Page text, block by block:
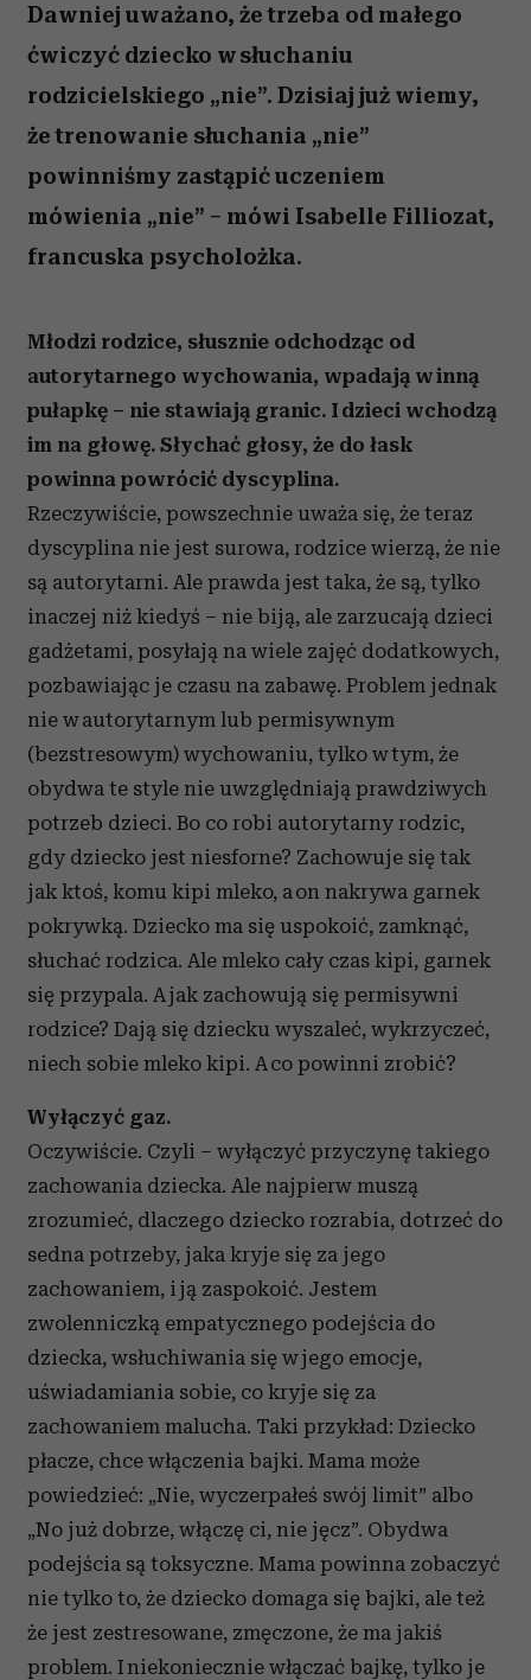
Dawniej uważano, że trzeba od małego
ćwiczyć dziecko w słuchaniu
rodzicielskiego „nie”. Dzisiaj już wiemy,
że trenowanie słuchania „nie”
powinniśmy zastąpić uczeniem
mówienia „nie” – mówi Isabelle Filliozat,
francuska psycholożka.
Młodzi rodzice, słusznie odchodząc od
autorytarnego wychowania, wpadają w inną
pułapkę – nie stawiają granic. I dzieci wchodzą
im na głowę. Słychać głosy, że do łask
powinna powrócić dyscyplina.
Rzeczywiście, powszechnie uważa się, że teraz
dyscyplina nie jest surowa, rodzice wierzą, że nie
są autorytarni. Ale prawda jest taka, że są, tylko
inaczej niż kiedyś – nie biją, ale zarzucają dzieci
gadżetami, posyłają na wiele zajęć dodatkowych,
pozbawiając je czasu na zabawę. Problem jednak
nie w autorytarnym lub permisywnym
(bezstresowym) wychowaniu, tylko w tym, że
obydwa te style nie uwzględniają prawdziwych
potrzeb dzieci. Bo co robi autorytarny rodzic,
gdy dziecko jest niesforne? Zachowuje się tak
jak ktoś, komu kipi mleko, a on nakrywa garnek
pokrywką. Dziecko ma się uspokoić, zamknąć,
słuchać rodzica. Ale mleko cały czas kipi, garnek
się przypala. A jak zachowują się permisywni
rodzice? Dają się dziecku wyszaleć, wykrzyczeć,
niech sobie mleko kipi. A co powinni zrobić?
Wyłączyć gaz.
Oczywiście. Czyli – wyłączyć przyczynę takiego
zachowania dziecka. Ale najpierw muszą
zrozumieć, dlaczego dziecko rozrabia, dotrzeć do
sedna potrzeby, jaka kryje się za jego
zachowaniem, i ją zaspokoić. Jestem
zwolenniczką empatycznego podejścia do
dziecka, wsłuchiwania się w jego emocje,
uświadamiania sobie, co kryje się za
zachowaniem malucha. Taki przykład: Dziecko
płacze, chce włączenia bajki. Mama może
powiedzieć: „Nie, wyczerpałeś swój limit” albo
„No już dobrze, włączę ci, nie jęcz”. Obydwa
podejścia są toksyczne. Mama powinna zobaczyć
nie tylko to, że dziecko domaga się bajki, ale też
że jest zestresowane, zmęczone, że ma jakiś
problem. I niekoniecznie włączać bajkę, tylko je